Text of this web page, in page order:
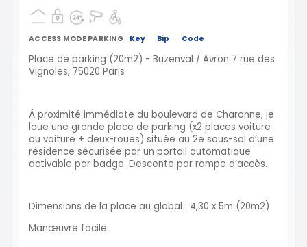
ACCESS MODE PARKING Key Bip Code
Place de parking (20m2) - Buzenval / Avron 7 rue des
Vignoles, 75020 Paris
À proximité immédiate du boulevard de Charonne, je
loue une grande place de parking (x2 places voiture
ou voiture + deux-roues) située au 2e sous-sol d’une
résidence sécurisée par un portail automatique
activable par badge. Descente par rampe d’accès.
Dimensions de la place au global : 4,30 x 5m (20m2)
Manœuvre facile.